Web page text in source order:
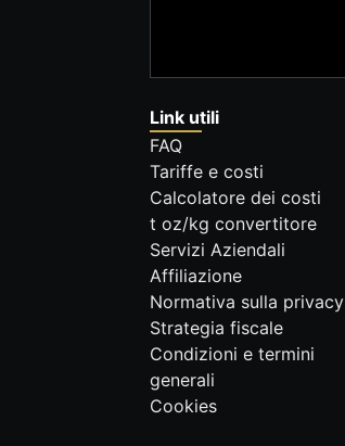
Link utili
FAQ
Tariffe e costi
Calcolatore dei costi
t oz/kg convertitore
Servizi Aziendali
Affiliazione
Normativa sulla privacy
Strategia fiscale
Condizioni e termini
generali
Cookies